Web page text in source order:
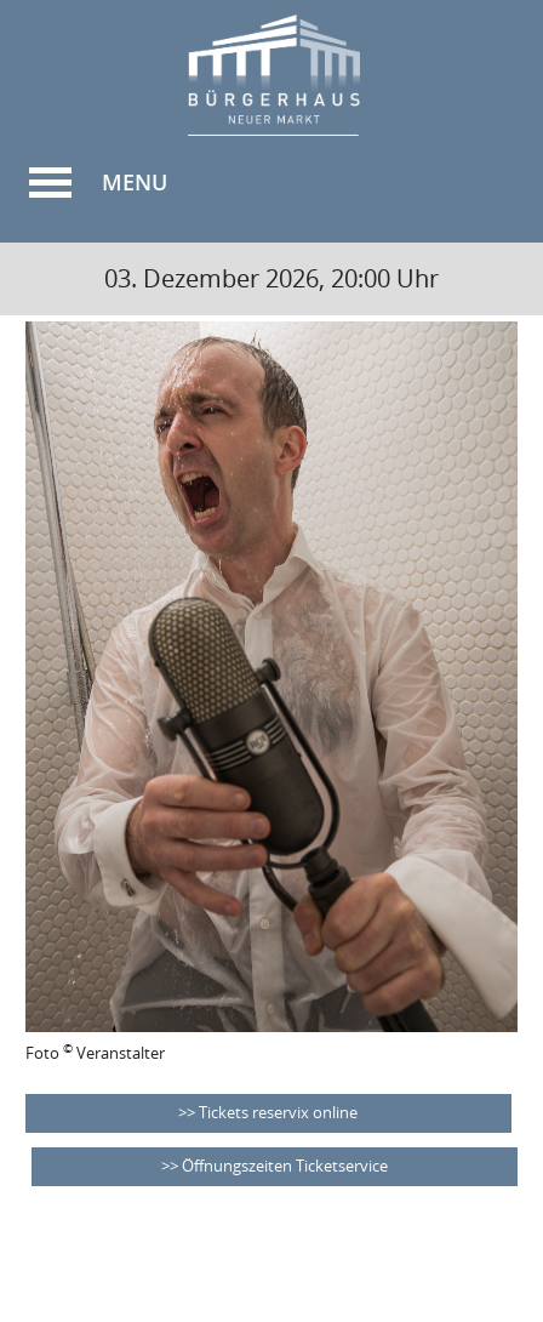
MENU
03. Dezember 2026, 20:00 Uhr
Foto© Veranstalter
Tickets reservix online
Öffnungszeiten Ticketservice